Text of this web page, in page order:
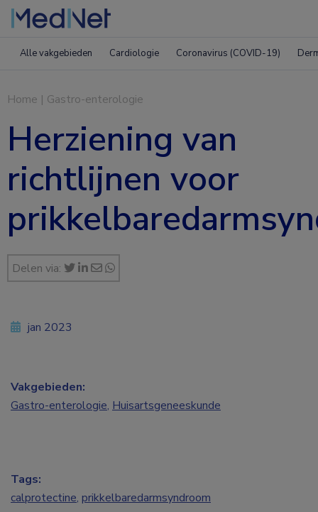
Alle vakgebieden Cardiologie Coronavirus (COVID-19)
Home | Gastro-enterologie
Herziening van
richtlijnen voor
Delen via:
jan 2023
Vakgebieden:
Gastro-enterologie, Huisartsgeneeskunde
Tags:
calprotectine, prikkelbaredarmsyndroom